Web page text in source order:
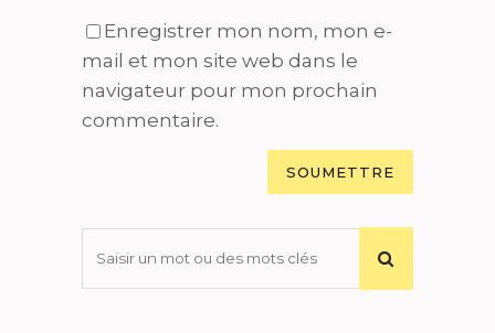
Enregistrer mon nom, mon e-
mail et mon site web dans le
navigateur pour mon prochain
commentaire.